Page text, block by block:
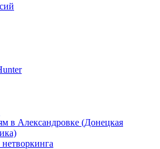
в Александровке (Донецкая
нетворкинга